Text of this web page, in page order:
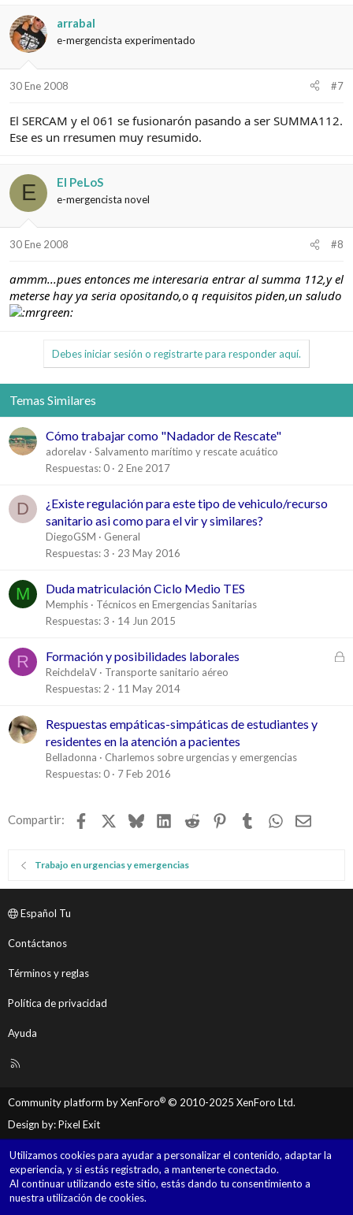
arrabal
e-mergencista experimentado
30 Ene 2008 #7
El SERCAM y el 061 se fusionarón pasando a ser SUMMA112.
Ese es un rresumen muy resumido.
E El PeLoS
e-mergencista novel
30 Ene 2008 #8
ammm...pues entonces me interesaria entrar al summa 112,y el
meterse hay ya seria opositando,o q requisitos piden,un saludo
Debes iniciar sesión o registrarte para responder aquí.
Temas Similares
Cómo trabajar como "Nadador de Rescate"
adorelav
Salvamento marítimo y rescate acuático
Respuestas 0 2 Ene 2017
D
¿Existe regulación para este tipo de vehiculo/recurso
sanitario asi como para el vir y similares?
DiegoGSM
General
Respuestas 3 23 May 2016
M Duda matriculación Ciclo Medio TES
Memphis
Técnicos en Emergencias Sanitarias
Respuestas 3 14 Jun 2015
R
C
Formación y posibilidades laborales
ReichdelaV
Transporte sanitario aéreo
Respuestas 2 11 May 2014
Respuestas empáticas-simpáticas de estudiantes y
residentes en la atención a pacientes
Belladonna
Charlemos sobre urgencias y emergencias
Respuestas 0 7 Feb 2016
Compartir: Facebook BlueskyLinkedIn
Reddit Pinterest
TumblrWhatsApp
Email
Trabajo en urgencias y emergencias
Español Tu
Contáctanos
Términos y reglas
Política de privacidad
Ayuda
R
Community platform by XenForo® © 2010-2025 XenForo Ltd.
Design by:Pixel Exit
Utilizamos cookies para ayudar a personalizar el contenido, adaptar la
experiencia, y si estás registrado, a mantenerte conectado.
Al continuar utilizando este sitio, estás dando tu consentimiento a
nuestra utilización de cookies.